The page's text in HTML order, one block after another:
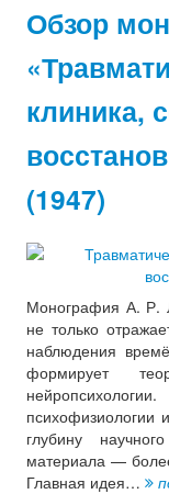
Обзор
клиника,
(1947)
Монография А. Р.
не только
наблюдения
формирует
психофизиологии
глубину
материала —
Главная идея…